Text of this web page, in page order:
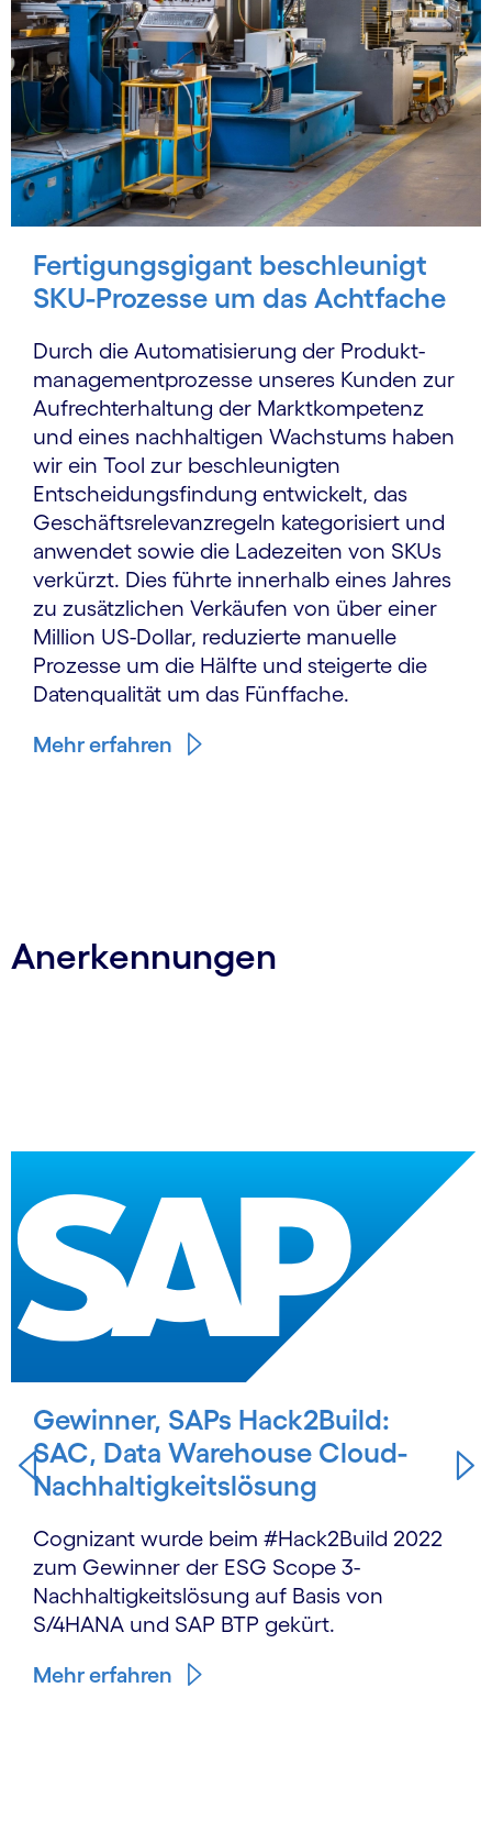
Fertigungsgigant beschleunigt
SKU-Prozesse um das Achtfache
Durch die Automatisierung der Produkt­
manage­ment­prozesse unseres Kunden zur
Aufrechterhaltung der Marktkompetenz
und eines nachhaltigen Wachstums haben
wir ein Tool zur beschleunigten
Entscheidungs­findung entwickelt, das
Geschäfts­relevanz­regeln kategorisiert und
anwendet sowie die Ladezeiten von SKUs
verkürzt. Dies führte innerhalb eines Jahres
zu zusätzlichen Verkäufen von über einer
Million US-Dollar, reduzierte manuelle
Prozesse um die Hälfte und steigerte die
Datenqualität um das Fünffache.
Mehr erfahren
Anerkennungen
Gewinner, SAPs Hack2Build:
SAC, Data Warehouse Cloud-
Nachhaltigkeits­lösung
Cognizant wurde beim #Hack2Build 2022
zum Gewinner der ESG Scope 3-
Nachhaltigkeits­lösung auf Basis von
S/4HANA und SAP BTP gekürt.
Mehr erfahren